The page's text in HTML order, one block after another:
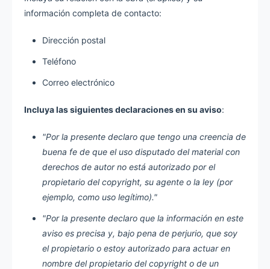
información completa de contacto:
Dirección postal
Teléfono
Correo electrónico
Incluya las siguientes declaraciones en su aviso:
"Por la presente declaro que tengo una creencia de
buena fe de que el uso disputado del material con
derechos de autor no está autorizado por el
propietario del copyright, su agente o la ley (por
ejemplo, como uso legítimo)."
"Por la presente declaro que la información en este
aviso es precisa y, bajo pena de perjurio, que soy
el propietario o estoy autorizado para actuar en
nombre del propietario del copyright o de un